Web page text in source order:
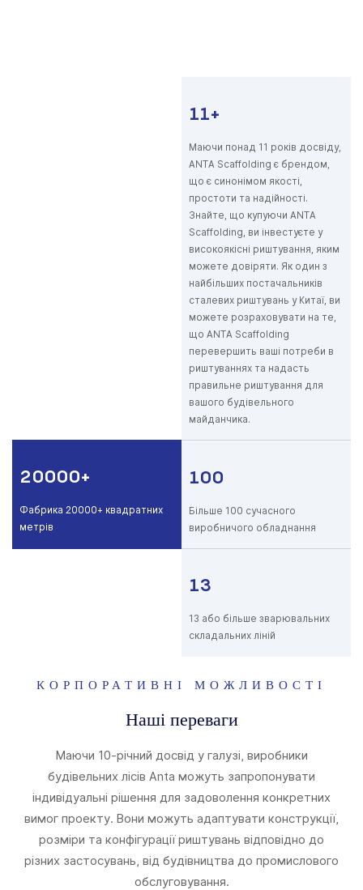
11+
Маючи понад 11 років досвіду,
ANTA Scaffolding є брендом,
що є синонімом якості,
простоти та надійності.
Знайте, що купуючи ANTA
Scaffolding, ви інвестуєте у
високоякісні риштування, яким
можете довіряти. Як один з
найбільших постачальників
сталевих риштувань у Китаї, ви
можете розраховувати на те,
що ANTA Scaffolding
перевершить ваші потреби в
риштуваннях та надасть
правильне риштування для
вашого будівельного
майданчика.
20000+
Фабрика 20000+ квадратних
метрів
100
Більше 100 сучасного
виробничого обладнання
13
13 або більше зварювальних
складальних ліній
КОРПОРАТИВНІ МОЖЛИВОСТІ
Наші переваги
Маючи 10-річний досвід у галузі, виробники
будівельних лісів Anta можуть запропонувати
індивідуальні рішення для задоволення конкретних
вимог проекту. Вони можуть адаптувати конструкції,
розміри та конфігурації риштувань відповідно до
різних застосувань, від будівництва до промислового
обслуговування.